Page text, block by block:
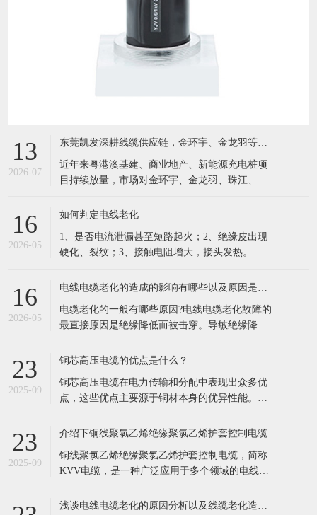
13
2026-07
东莞凯发深耕线缆供应链，金环宇、金龙羽等国标电缆现货充足，服务粤港澳工程市场
近年来粤港澳基建、商业地产、新能源充电桩项
目持续放量，市场对金环宇、金龙羽、珠江、成
的凯发电线电缆，依托十年行业积淀，搭建一站
应商。 公司现有六万余种线缆规格现货储备，覆
盖35KV高压电缆、低烟
16
2026-05
如何判定电线老化
1、是否电流泄漏甚至短路起火；2、绝缘皮出现
硬化、裂纹；3、接触电阻增大，接头发热。 列
荷运行。超负荷运行，由于电流的热效应，负载
集肤效应以及钢铠的涡流损耗、绝缘介质损耗也
会产乍附加热量，从而使电
16
2026-05
电缆老化的一般有哪些原因?电线电缆老化故障的
最直接原因是绝缘降低而被击穿。导敏绝缘降低
乎以下几种情况。 1、电缆老化原因:外力损伤。
展中的 海浦东，现在相当多的电缆故障都是由于
机械损伤引起的。比如：电缆敷设
23
2025-09
铜芯高压电缆的优点是什么？
铜芯高压电缆在电力传输和分配中表现出众多优
点，这些优点主要源于铜材本身的优异性能。以
电阻率远低于铝，这意味着在相同条件下，铜芯
体来说，铜芯电缆的
23
2025-09
介绍下铜线聚氯乙烯绝缘聚氯乙烯护套控制电缆
铜线聚氯乙烯绝缘聚氯乙烯护套控制电缆，简称
KVV电缆，是一种广泛应用于多个领域的电线电
KVV电缆是一种由铜芯线作为导体，外覆聚氯乙浅谈电线电缆老化的原因分析以及线缆老化造成的影响